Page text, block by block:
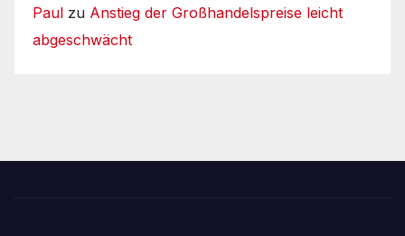
Paul zu Anstieg der Großhandelspreise leicht
abgeschwächt